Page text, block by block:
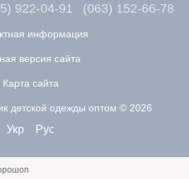
922-04-91 (063) 152-66-78
информация
версия сайта
Карта сайта
детской одежды оптом © 2026
Укр Рус